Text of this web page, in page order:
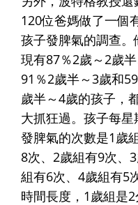
120位爸媽做了一個
孩子發脾氣的調查。
現有87％2歲～2歲半
91％2歲半～3歲和
歲半～4歲的孩子，
大抓狂過。孩子每星
發脾氣的次數是1歲
8次、2歲組有9次、
組有6次、4歲組有5
時間長度，1歲組是